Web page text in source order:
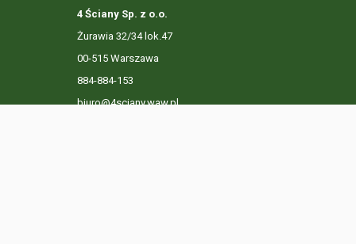
4 Ściany Sp. z o.o.
Żurawia 32/34 lok.47
00-515 Warszawa
884-884-153
biuro@4sciany.waw.pl